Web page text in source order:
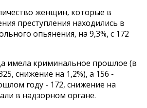
женщин, которые в
преступления находились в
опьянения, на 9,3%, с 172
имела криминальное прошлое (в
снижение на 1,2%), а 156 -
году - 172, снижение на
в надзорном органе.